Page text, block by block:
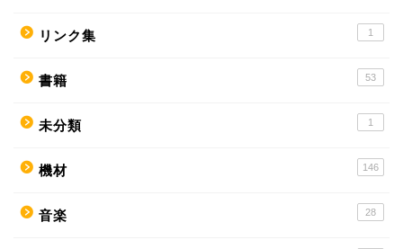
リンク集 1
書籍 53
未分類 1
機材 146
音楽 28